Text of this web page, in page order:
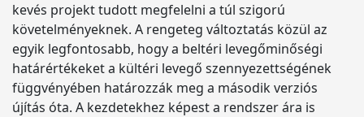
kevés projekt tudott megfelelni a túl szigorú
követelményeknek. A rengeteg változtatás közül az
egyik legfontosabb, hogy a beltéri levegőminőségi
határértékeket a kültéri levegő szennyezettségének
függvényében határozzák meg a második verziós
újítás óta. A kezdetekhez képest a rendszer ára is